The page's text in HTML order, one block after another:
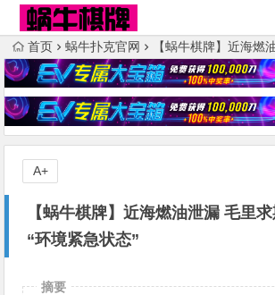
首页 蜗牛扑克官网 【蜗牛棋牌】近海燃油泄漏 毛
【蜗牛棋牌】近海燃油泄漏 毛里
“环境紧急状态”
A+
摘要